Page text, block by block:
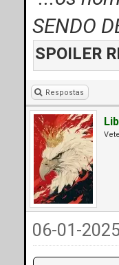
SENDO
SPOILER
Respostas
06-01-